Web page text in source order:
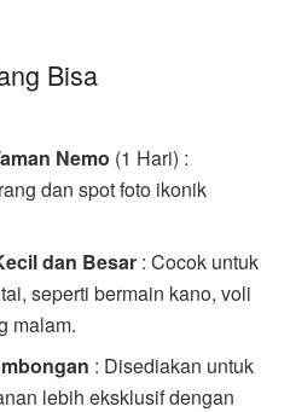
Bisa
Nemo (1 Hari) :
dan spot foto ikonik
dan Besar : Cocok untuk
seperti bermain kano, voli
malam.
: Disediakan untuk
lebih eksklusif dengan